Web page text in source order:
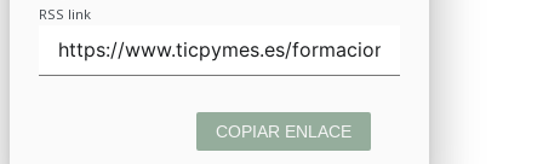
RSS link
COPIAR ENLACE